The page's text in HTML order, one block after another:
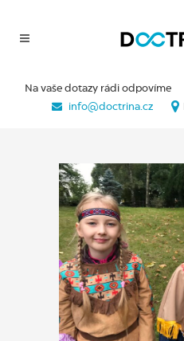
Na vaše dotazy rádi odpovíme
info@doctrina.cz